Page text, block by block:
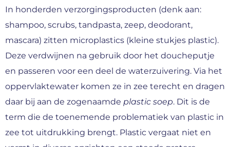
In honderden verzorgingsproducten (denk aan:
shampoo, scrubs, tandpasta, zeep, deodorant,
mascara) zitten microplastics (kleine stukjes plastic).
Deze verdwijnen na gebruik door het doucheputje
en passeren voor een deel de waterzuivering. Via het
oppervlaktewater komen ze in zee terecht en dragen
daar bij aan de zogenaamde plastic soep. Dit is de
term die de toenemende problematiek van plastic in
zee tot uitdrukking brengt. Plastic vergaat niet en